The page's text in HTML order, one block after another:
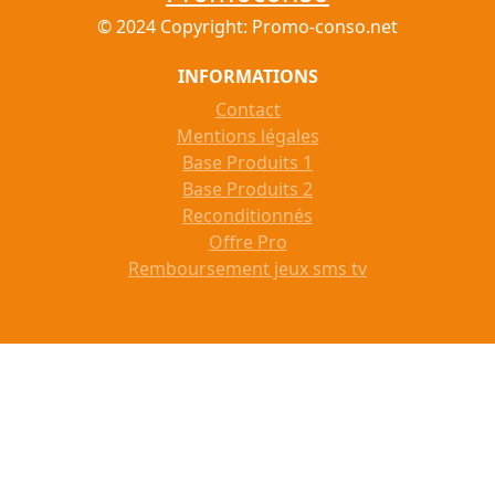
© 2024 Copyright: Promo-conso.net
INFORMATIONS
Contact
Mentions légales
Base Produits 1
Base Produits 2
Reconditionnés
Offre Pro
Remboursement jeux sms tv